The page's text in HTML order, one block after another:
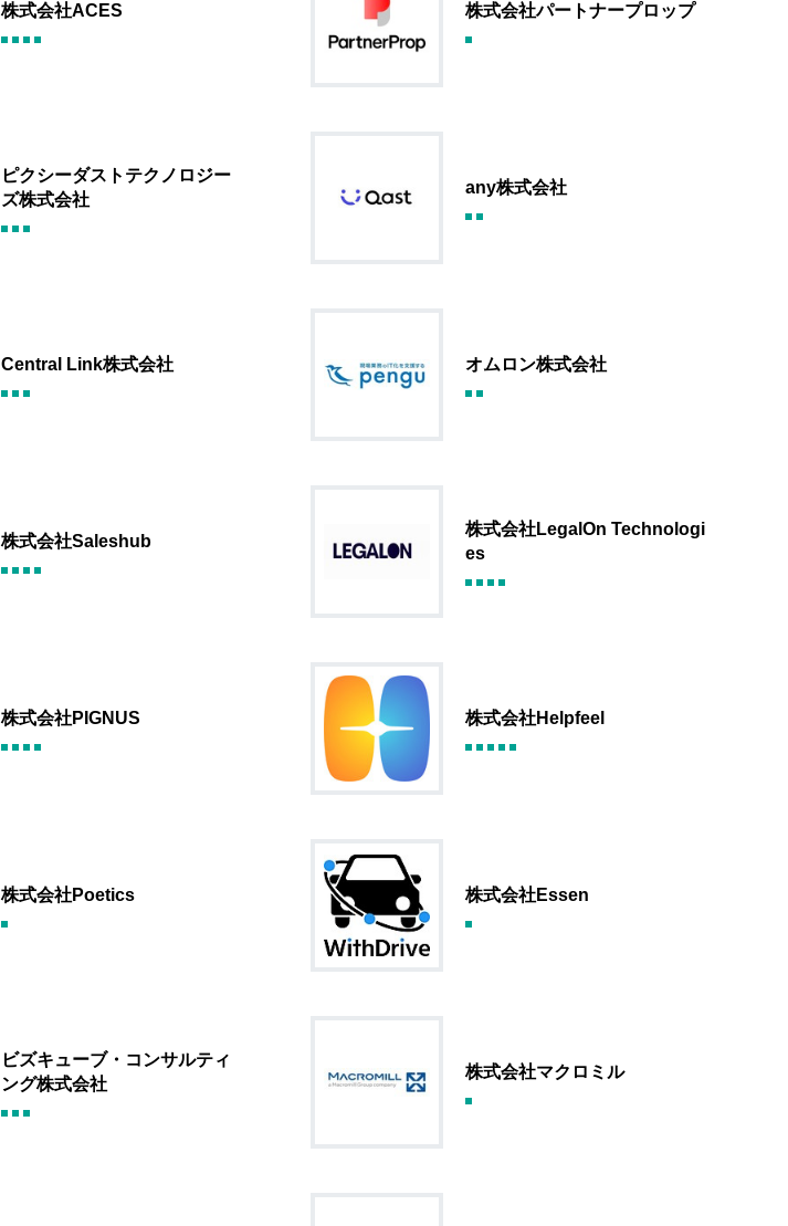
株式会社ACES 株式会社パートナープロップ
ピクシーダストテクノロジー
ズ株式会社
any株式会社
Central Link株式会社 オムロン株式会社
株式会社Saleshub
株式会社LegalOn Technologi
es
株式会社PIGNUS 株式会社Helpfeel
株式会社Poetics 株式会社Essen
ビズキューブ・コンサルティ
ング株式会社
株式会社マクロミル